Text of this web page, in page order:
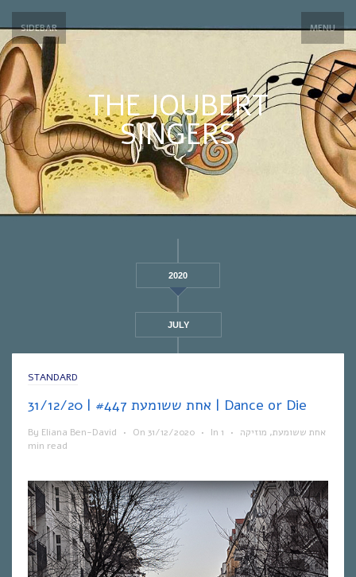
SIDEBAR MENU
THE JOUBERT
SINGERS
2020
JULY
STANDARD
אחת ששומעת #447 | 31/12/20 | Dance or Die
By Eliana Ben-David • On 31/12/2020 • In אחת ששומעת, מוזיקה •
1
min read